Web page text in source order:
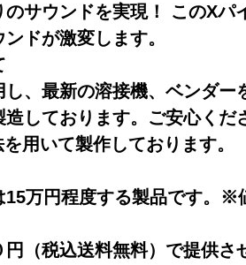
のサウンドを実現！ このXパ
ドが激変します。
し、最新の溶接機、ベンダー
造しております。ご安心くだ
用いて製作しております。
15万円程度する製品です。※
（税込送料無料）で提供さ